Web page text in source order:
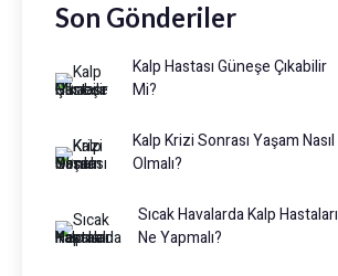
Son Gönderiler
Kalp Hastası Güneşe Çıkabilir
Mi?
Kalp Krizi Sonrası Yaşam Nasıl
Olmalı?
Sıcak Havalarda Kalp Hastaları
Ne Yapmalı?